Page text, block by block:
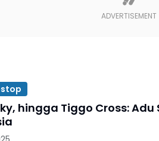
hingga Tiggo Cross: Adu